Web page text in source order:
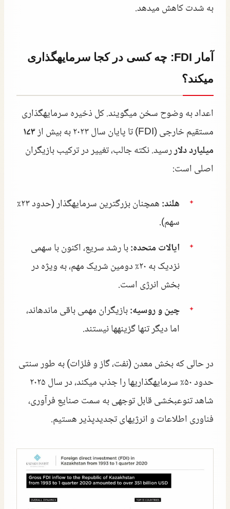
به شدت کاهش میدهد.
آمار FDI: چه کسی در کجا سرمایهگذاری
میکند؟
اعداد به وضوح سخن میگویند. کل ذخیره سرمایهگذاری
مستقیم خارجی (FDI) تا پایان سال ۲۰۲۳ به بیش از
۱۷۳
میلیارد دلاررسید. نکته جالب، تغییر در ترکیب بازیگران
اصلی است:
هلند:
همچنان بزرگترین سرمایهگذار (حدود ۲۳٪
سهم).
ایالات متحده:با رشد سریع، اکنون با سهمی
نزدیک به ۲۰٪ دومین شریک مهم، به ویژه در
بخش انرژی است.
چین و روسیه:بازیگران مهمی باقی ماندهاند،
اما دیگر تنها گزینهها نیستند.
در حالی که بخش معدن (نفت، گاز و فلزات) به طور سنتی
حدود ۵۰٪ سرمایهگذاریها را جذب میکند، در سال ۲۰۲۵
شاهد تنوعبخشی قابل توجهی به سمت صنایع فرآوری،
فناوری اطلاعات و انرژیهای تجدیدپذیر هستیم.